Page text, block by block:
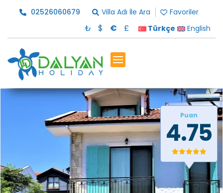
02526060679 Villa Adı İle Ara Favoriler
₺ $ € £ Türkçe English
Puan
4.75